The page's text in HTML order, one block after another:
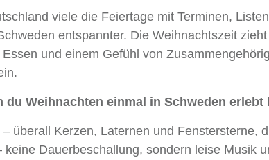
viele die Feiertage mit Terminen,
entspannter. Die Weihnachtszeit
und einem Gefühl von
du Weihnachten einmal in Schweden erlebt
überall Kerzen, Laternen und Fenstersterne,
keine Dauerbeschallung, sondern leise Musik